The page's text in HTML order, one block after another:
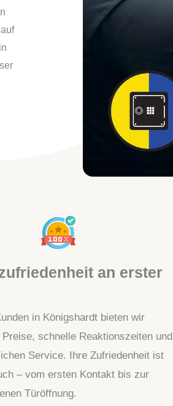
an erster
in Königshardt bieten wir
schnelle Reaktionszeiten und
Service. Ihre Zufriedenheit ist
– vom ersten Kontakt bis zur
Türöffnung.